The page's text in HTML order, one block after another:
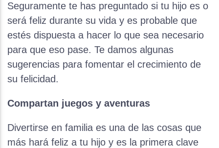
Seguramente te has preguntado si tu hijo es o
será feliz durante su vida y es probable que
estés dispuesta a hacer lo que sea necesario
para que eso pase. Te damos algunas
sugerencias para fomentar el crecimiento de
su felicidad.
Compartan juegos y aventuras
Divertirse en familia es una de las cosas que
más hará feliz a tu hijo y es la primera clave